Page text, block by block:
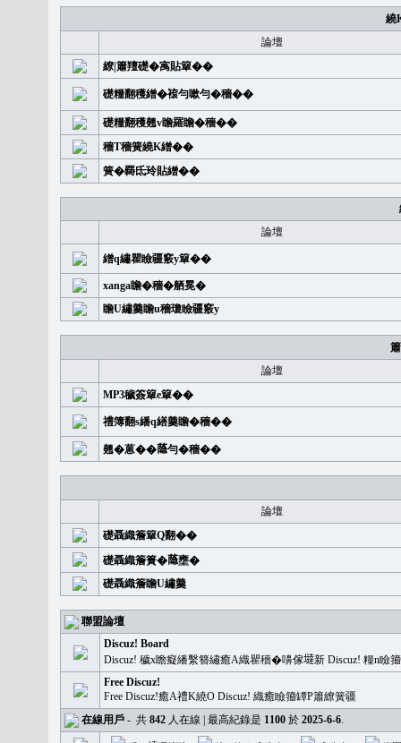
繞
論壇
繚|簫羶礎�㝢貼簞��
礎糧翻穫繒�䙛勻嗽勻�穡��
礎糧翻穫翹v瞻羅瞻�穡��
穡T穡簧繞K繒��
簧�覉氐玲貼繒��
論壇
繒q繡瞿瞼疆竅y簞��
xanga瞻�穡�舾冕�
瞻U繡羹瞻u穡瓊瞼疆竅y
論壇
MP3穢簽簞e簞��
禮簿翻s繙q繕羹瞻�穡��
翹�蒽��𦻕勻�穡��
論壇
礎聶織簷簞Q翻��
礎聶織簷簣�𦻕壅�
礎聶織簷瞻U繡羹
聯盟論壇
Discuz! Board
Discuz! 穢x瞻癡繙繫簪繡癒A織瞿穡�嚊傢𡐿新 Discuz! 糧n
Free Discuz!
Free Discuz!癒A禮K繞O Discuz! 織癒瞼籀罈P簫繚簧疆
在線用戶 - 共 842 人在線 | 最高紀錄是 1100 於 2025-6-6.